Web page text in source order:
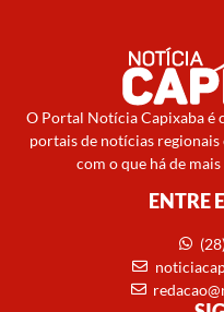
O Portal Notícia Capixaba é
portais de notícias regionais
com o que há de
ENTRE